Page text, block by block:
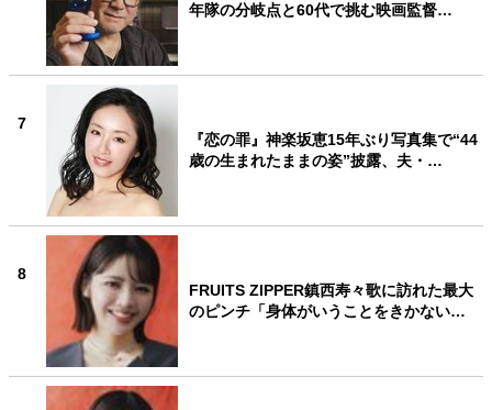
年隊の分岐点と60代で挑む映画監督…
7
『恋の罪』神楽坂恵15年ぶり写真集で“44
歳の生まれたままの姿”披露、夫・…
8
FRUITS ZIPPER鎮西寿々歌に訪れた最大
のピンチ「身体がいうことをきかない…